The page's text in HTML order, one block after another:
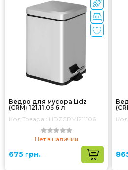
Ведро для мусора Lidz
(CRM) 121.11.06 6 л
Код Товара:: LIDZCRM1211106
Нет в наличии
675 грн.
Код